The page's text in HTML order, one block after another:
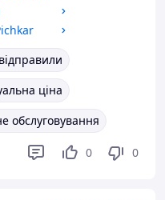
ціна
обслуговування
0 0